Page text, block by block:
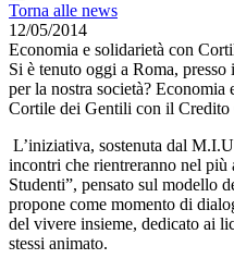
Torna alle news
12/05/2014
Economia e solidarietà con
Si è tenuto oggi a Roma,
per la nostra società? Economia
Cortile dei Gentili con il Credito
L’iniziativa, sostenuta dal
incontri che rientreranno nel
Studenti”, pensato sul modello
propone come momento di
del vivere insieme, dedicato ai
stessi animato.